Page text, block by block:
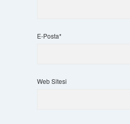
E-Posta*
Web Sitesi